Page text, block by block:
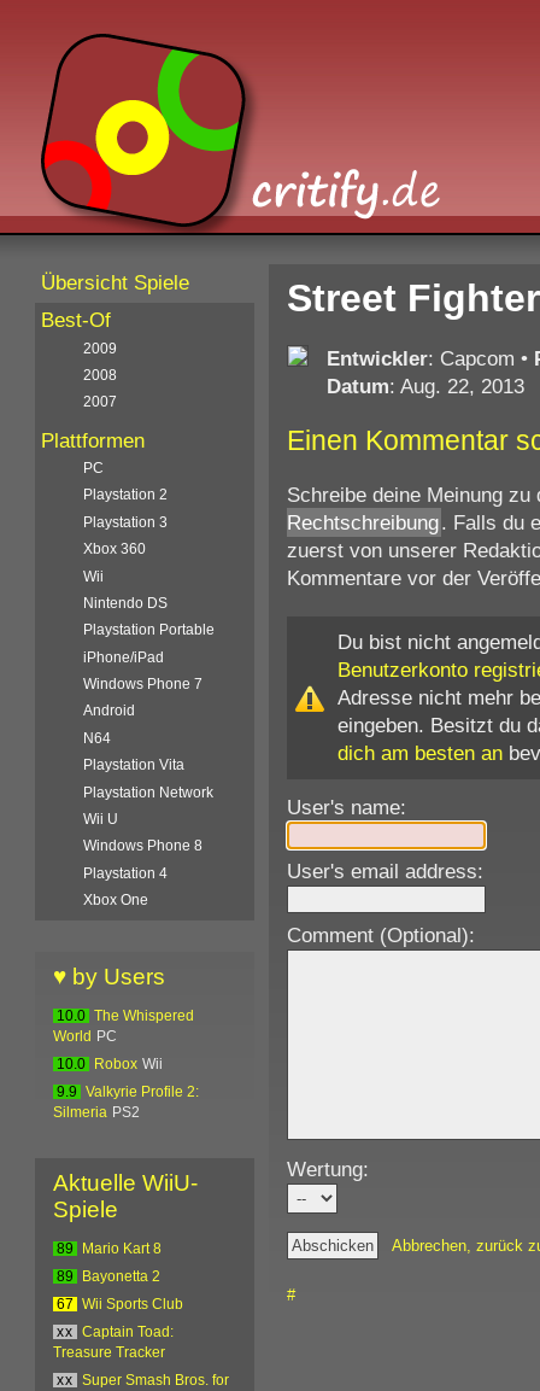
Street
Entwickler: Capcom •
Datum: Aug. 22, 2013
Einen Kommentar
Schreibe deine Meinung
Rechtschreibung. Falls du
zuerst von unserer
Kommentare vor der
Du bist nicht
Benutzerkonto
Adresse nicht mehr
eingeben. Besitzt du
dich am besten an
User's name:
User's email address:
Comment (Optional):
Wertung:
Abbrechen, zurück
#
Übersicht Spiele
Best-Of
2009
2008
2007
Plattformen
PC
Playstation 2
Playstation 3
Xbox 360
Wii
Nintendo DS
Playstation Portable
iPhone/iPad
Windows Phone 7
Android
N64
Playstation Vita
Playstation Network
Wii U
Windows Phone 8
Playstation 4
Xbox One
♥ by Users
10.0
The Whispered
World
PC
10.0
Robox Wii
9.9
Valkyrie Profile 2:
Silmeria PS2
Aktuelle WiiU-
Spiele
89
Mario Kart 8
89
Bayonetta 2
67
Wii Sports Club
xx
Captain Toad:
Treasure Tracker
xx
Super Smash Bros. for